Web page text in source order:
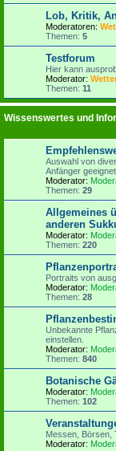
Lob, Kritik,
Moderatoren:
Themen: 5
Testforum
Hier kann
Moderator:
Themen: 11
Wissenswertes und
Auswahl von
Anfänger geeignet
Moderator:
Themen: 29
Allgemeines
anderen
Moderator:
Themen: 220
Portraits von
Moderator:
Themen: 28
Unbekannte
einstellen.
Moderator:
Themen: 840
Botanische
Moderator:
Themen: 102
Messen, Börsen,
Moderator: